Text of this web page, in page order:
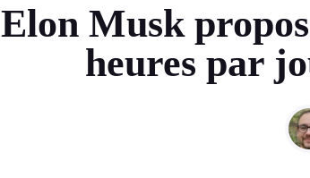
Elon Musk
heures par